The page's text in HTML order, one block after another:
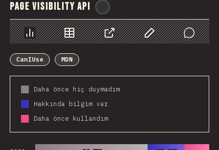
Page Visibility API
Chart Data Share Customize Data
Comments
CanIUse
MDN
Daha önce hiç duymadım
Hakkında bilgim var
Daha önce kullandım